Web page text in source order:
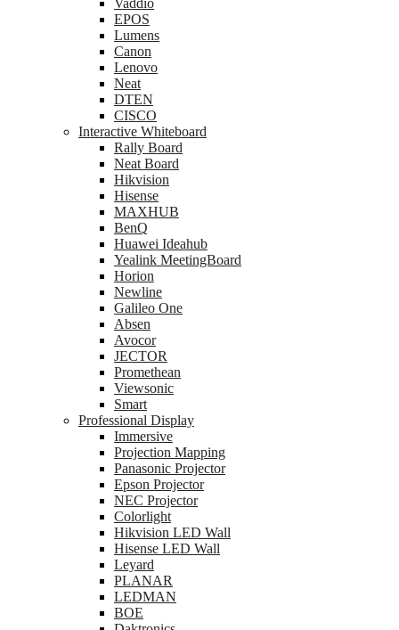
Vaddio
EPOS
Lumens
Canon
Lenovo
Neat
DTEN
CISCO
Interactive Whiteboard
Rally Board
Neat Board
Hikvision
Hisense
MAXHUB
BenQ
Huawei Ideahub
Yealink MeetingBoard
Horion
Newline
Galileo One
Absen
Avocor
JECTOR
Promethean
Viewsonic
Smart
Professional Display
Immersive
Projection Mapping
Panasonic Projector
Epson Projector
NEC Projector
Colorlight
Hikvision LED Wall
Hisense LED Wall
Leyard
PLANAR
LEDMAN
BOE